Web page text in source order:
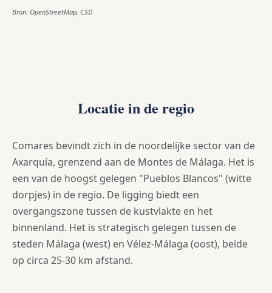
Bron: OpenStreetMap, CSD
Locatie in de regio
Comares bevindt zich in de noordelijke sector van de
Axarquía, grenzend aan de Montes de Málaga. Het is
een van de hoogst gelegen "Pueblos Blancos" (witte
dorpjes) in de regio. De ligging biedt een
overgangszone tussen de kustvlakte en het
binnenland. Het is strategisch gelegen tussen de
steden Málaga (west) en Vélez-Málaga (oost), beide
op circa 25-30 km afstand.